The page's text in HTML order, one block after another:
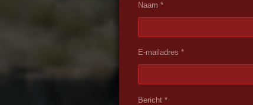
Naam *
E-mailadres *
Bericht *